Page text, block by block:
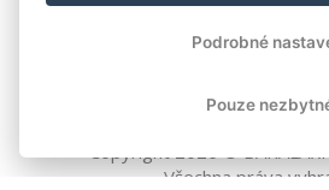
Všechna práva
Podrobné
Pouze